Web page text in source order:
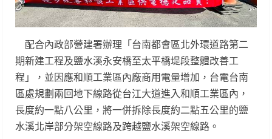
配合內政部營建署辦理「台南都會區北外環道路第二
期新建工程及鹽水溪永安橋至太平橋堤段整體改善工
程」，並因應和順工業區內廠商用電量增加，台電台南
區處規劃兩回地下線路從台江大道進入和順工業區內，
長度約一點八公里，將一併拆除長度約二點五公里的鹽
水溪北岸部分架空線路及跨越鹽水溪架空線路。